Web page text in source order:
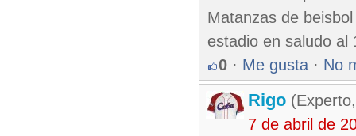
Matanzas de
estadio en saludo al
0 · Me gusta · No
Rigo
7 de abril de